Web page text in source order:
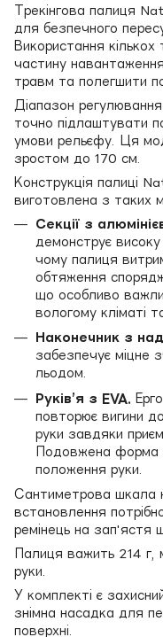
Трекінгова палиця
для безпечного
Використання
частину навантаження
травм та полегшити
Діапазон
точно підлаштувати
умови рельєфу. Ця
зростом до 170 см.
Конструкція палиці
виготовлена з таких
Секції з
демонструє високу
чому палиця
обтяження
що особливо
вологому кліматі
Наконечник з
забезпечує міцне
льодом.
Руківʼя з EVA.
повторює вигини
руки завдяки
Подовжена форма
положення руки.
Сантиметрова шкала
встановлення
ремінець на зап'ястя
Палиця важить 214 г,
руки.
У комплекті є
знімна насадка для
поверхні.